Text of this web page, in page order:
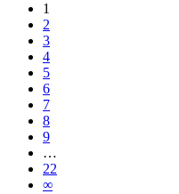
1
2
3
4
5
6
7
8
9
…
22
∞